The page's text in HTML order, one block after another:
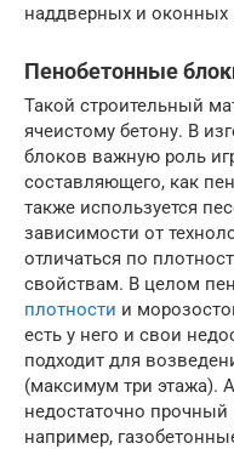
наддверных и оконных
Пенобетонные
Такой строительный
ячеистому бетону. В
блоков важную роль
составляющего, как
также используется
зависимости от
отличаться по
свойствам. В целом
плотности и
есть у него и свои
подходит для
(максимум три этажа).
недостаточно
например,